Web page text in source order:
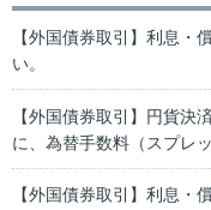
【外国債券取引】利息・
い。
【外国債券取引】円貨決
に、為替手数料（スプレ
【外国債券取引】利息・